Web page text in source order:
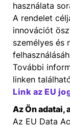
használata
A rendelet
innovációt
személyes és
További
linken
Link az EU
Az Ön adatai,
Az EU Data